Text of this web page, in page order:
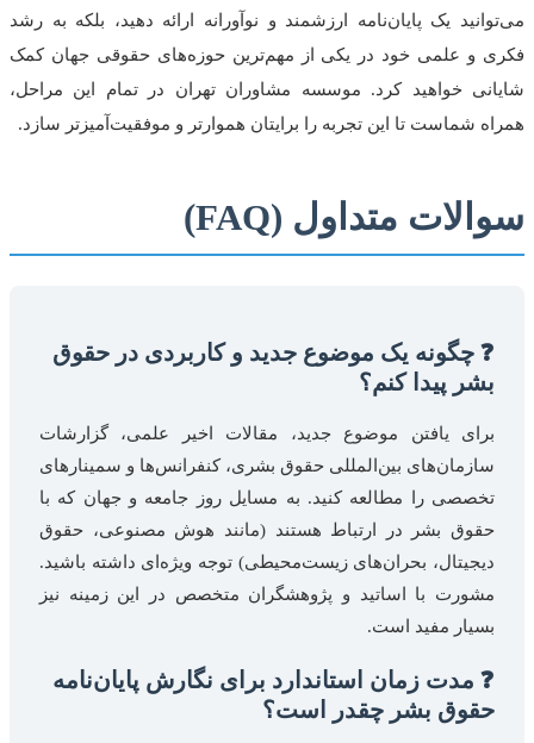
می‌توانید یک پایان‌نامه ارزشمند و نوآورانه ارائه دهید، بلکه به رشد
فکری و علمی خود در یکی از مهم‌ترین حوزه‌های حقوقی جهان کمک
شایانی خواهید کرد. موسسه مشاوران تهران در تمام این مراحل،
همراه شماست تا این تجربه را برایتان هموارتر و موفقیت‌آمیزتر سازد.
سوالات متداول (FAQ)
❓ چگونه یک موضوع جدید و کاربردی در حقوق
بشر پیدا کنم؟
برای یافتن موضوع جدید، مقالات اخیر علمی، گزارشات
سازمان‌های بین‌المللی حقوق بشری، کنفرانس‌ها و سمینارهای
تخصصی را مطالعه کنید. به مسایل روز جامعه و جهان که با
حقوق بشر در ارتباط هستند (مانند هوش مصنوعی، حقوق
دیجیتال، بحران‌های زیست‌محیطی) توجه ویژه‌ای داشته باشید.
مشورت با اساتید و پژوهشگران متخصص در این زمینه نیز
بسیار مفید است.
❓ مدت زمان استاندارد برای نگارش پایان‌نامه
حقوق بشر چقدر است؟